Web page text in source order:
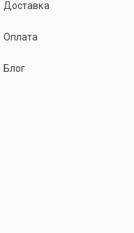
Доставка
Оплата
Блог